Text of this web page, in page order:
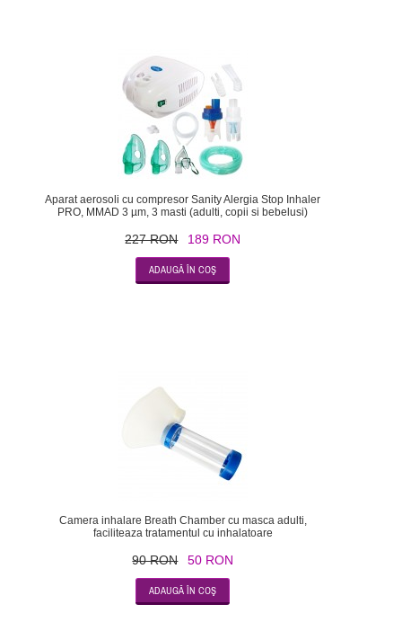
Aparat aerosoli cu compresor Sanity Alergia Stop Inhaler
PRO, MMAD 3 µm, 3 masti (adulti, copii si bebelusi)
227 RON 189 RON
Camera inhalare Breath Chamber cu masca adulti,
faciliteaza tratamentul cu inhalatoare
90 RON 50 RON